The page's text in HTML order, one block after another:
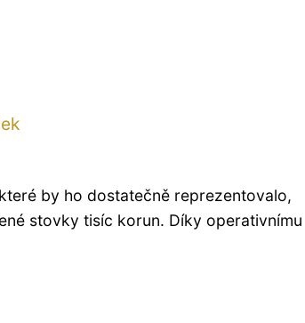
by ho dostatečně reprezentovalo,
stovky tisíc korun. Díky operativnímu